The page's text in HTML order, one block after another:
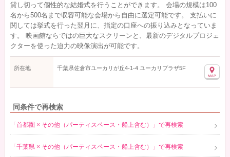
貸し切って個性的な結婚式を行うことができます。 会場の規模は100
名から500名まで収容可能な会場から自由に選定可能です。 支払いに
関しては挙式を行った翌月に、指定の口座への振り込みとなっていま
す。 映画館ならではの巨大なスクリーンと、最新のデジタルプロジェ
クターを使った迫力の映像演出が可能です。
所在地 千葉県佐倉市ユーカリが丘4-1-4 ユーカリプラザ5F
同条件で再検索
「首都圏 × その他（パーティスペース・船上含む）」で再検索
「千葉県 × その他（パーティスペース・船上含む）」で再検索